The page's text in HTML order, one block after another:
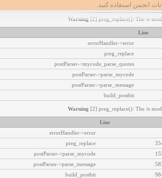
انجمن استفاده کنید.
Warning [2] preg_replace(): The /e
Line
errorHandler->error
preg_replace
postParser->mycode_parse_quotes
postParser->parse_mycode
postParser->parse_message
build_postbit
Warning [2] preg_replace(): The /e
Line
errorHandler->error
preg_replace
postParser->parse_mycode
postParser->parse_message
build_postbit